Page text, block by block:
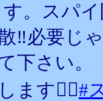
。スパ
‼️必要じ
下さい。
ます🙇‍♀️#